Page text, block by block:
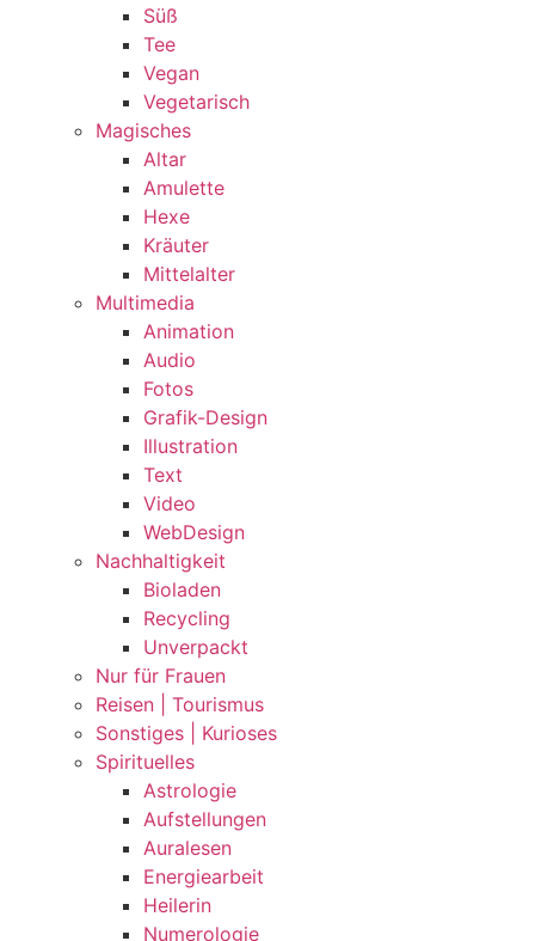
Süß
Tee
Vegan
Vegetarisch
Magisches
Altar
Amulette
Hexe
Kräuter
Mittelalter
Multimedia
Animation
Audio
Fotos
Grafik-Design
Illustration
Text
Video
WebDesign
Nachhaltigkeit
Bioladen
Recycling
Unverpackt
Nur für Frauen
Reisen | Tourismus
Sonstiges | Kurioses
Spirituelles
Astrologie
Aufstellungen
Auralesen
Energiearbeit
Heilerin
Numerologie